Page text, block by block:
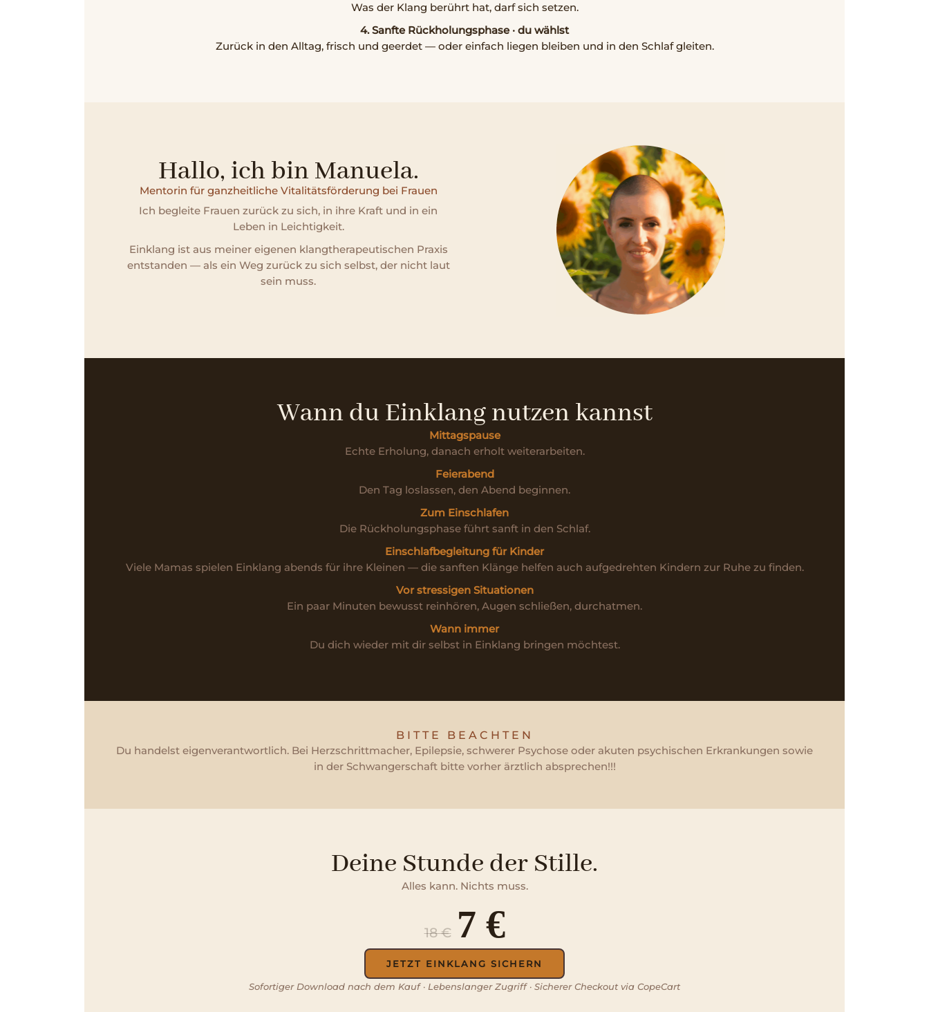
Was der Klang berührt hat, darf sich setzen.
4. Sanfte Rückholungsphase · du wählst
Zurück in den Alltag, frisch und geerdet — oder einfach liegen bleiben und in den Schlaf gleiten.
Hallo, ich bin Manuela.
Mentorin für ganzheitliche Vitalitätsförderung bei Frauen
Ich begleite Frauen zurück zu sich, in ihre Kraft und in ein
Leben in Leichtigkeit.
Einklang ist aus meiner eigenen klangtherapeutischen Praxis
entstanden — als ein Weg zurück zu sich selbst, der nicht laut
sein muss.
Wann du Einklang nutzen kannst
Mittagspause
Echte Erholung, danach erholt weiterarbeiten.
Feierabend
Den Tag loslassen, den Abend beginnen.
Zum Einschlafen
Die Rückholungsphase führt sanft in den Schlaf.
Einschlafbegleitung für Kinder
Viele Mamas spielen Einklang abends für ihre Kleinen — die sanften Klänge helfen auch aufgedrehten Kindern zur Ruhe zu finden.
Vor stressigen Situationen
Ein paar Minuten bewusst reinhören, Augen schließen, durchatmen.
Wann immer
Du dich wieder mit dir selbst in Einklang bringen möchtest.
BITTE BEACHTEN
Du handelst eigenverantwortlich. Bei Herzschrittmacher, Epilepsie, schwerer Psychose oder akuten psychischen Erkrankungen sowie
in der Schwangerschaft bitte vorher ärztlich absprechen!!!
Deine Stunde der Stille.
Alles kann. Nichts muss.
18 € 7 €
JETZT EINKLANG SICHERN
Sofortiger Download nach dem Kauf · Lebenslanger Zugriff · Sicherer Checkout via CopeCart